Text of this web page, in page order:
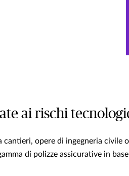
ai rischi
cantieri, opere di ingegneria
di polizze assicurative in